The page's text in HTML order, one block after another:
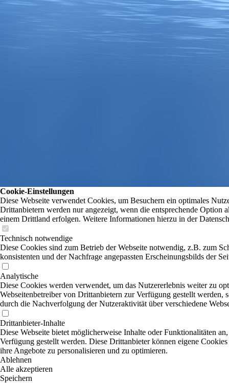
Cookie-Einstellungen
Diese Webseite verwendet Cookies, um Besuchern ein optimales
Drittanbietern werden nur angezeigt, wenn die entsprechende Option
einem Drittland erfolgen. Weitere Informationen hierzu in der
Technisch notwendige
Diese Cookies sind zum Betrieb der Webseite notwendig, z.B. zum
konsistenten und der Nachfrage angepassten Erscheinungsbilds der
Analytische
Diese Cookies werden verwendet, um das Nutzererlebnis weiter zu
Webseitenbetreiber von Drittanbietern zur Verfügung gestellt werden,
durch die Nachverfolgung der Nutzeraktivität über verschiedene
Drittanbieter-Inhalte
Diese Webseite bietet möglicherweise Inhalte oder Funktionalitäten
Verfügung gestellt werden. Diese Drittanbieter können eigene
ihre Angebote zu personalisieren und zu optimieren.
Ablehnen
Alle akzeptieren
Speichern